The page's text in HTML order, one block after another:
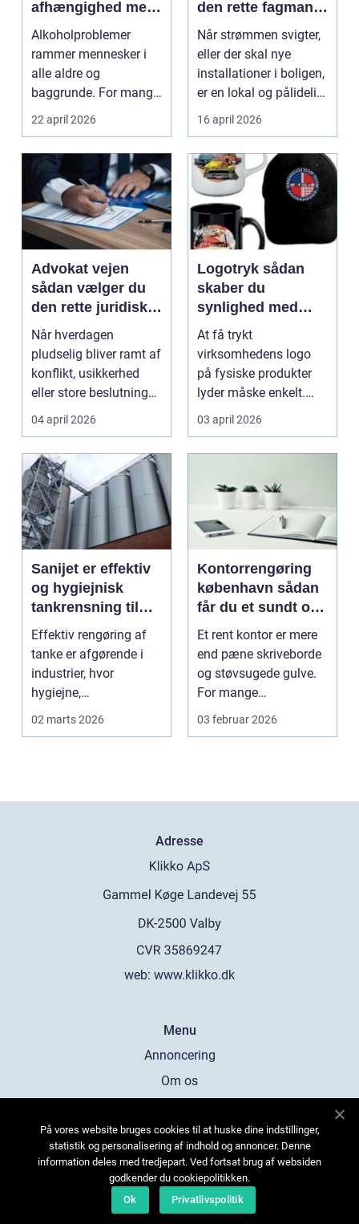
afhængighed med
professionel støtte
Alkoholproblemer
rammer mennesker i
alle aldre og
baggrunde. For mange
starter det med
hyggedrik på ...
22 april 2026
den rette fagmand
til dine el-opgaver
Når strømmen svigter,
eller der skal nye
installationer i boligen,
er en lokal og pålidelig
elektrik...
16 april 2026
Advokat vejen
sådan vælger du
den rette juridiske
hjælp lokalt
Når hverdagen
pludselig bliver ramt af
konflikt, usikkerhed
eller store beslutninger,
kan en lokal a...
04 april 2026
Logotryk sådan
skaber du
synlighed med
simple midler
At få trykt
virksomhedens logo
på fysiske produkter
lyder måske enkelt.
Men gjort rigtigt kan
logotr...
03 april 2026
Sanijet er effektiv
og hygiejnisk
tankrensning til
krævende
industrier
Effektiv rengøring af
tanke er afgørende i
industrier, hvor
hygiejne,
driftssikkerhed ...
02 marts 2026
Kontorrengøring
københavn sådan
får du et sundt og
præsentabelt
arbejdsmiljø
Et rent kontor er mere
end pæne skriveborde
og støvsugede gulve.
For mange
virksomheder i
03 februar 2026
Adresse
web: www.klikko.dk
Menu
Annoncering
Om os
Kontakt os
Sitemap
På vores website bruges cookies til at huske dine indstillinger,
statistik og personalisering af indhold og annoncer. Denne
information deles med tredjepart. Ved fortsat brug af websiden
godkender du cookiepolitikken.
Ok
Privatlivspolitik